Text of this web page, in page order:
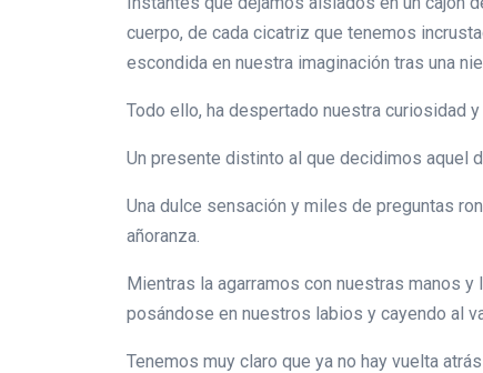
cuerpo, de cada cicatriz que tenemos
escondida en nuestra imaginación tras una
Todo ello, ha despertado nuestra curiosidad
Un presente distinto al que decidimos aquel
Una dulce sensación y miles de preguntas
añoranza.
Mientras la agarramos con nuestras manos
posándose en nuestros labios y cayendo al
Tenemos muy claro que ya no hay vuelta